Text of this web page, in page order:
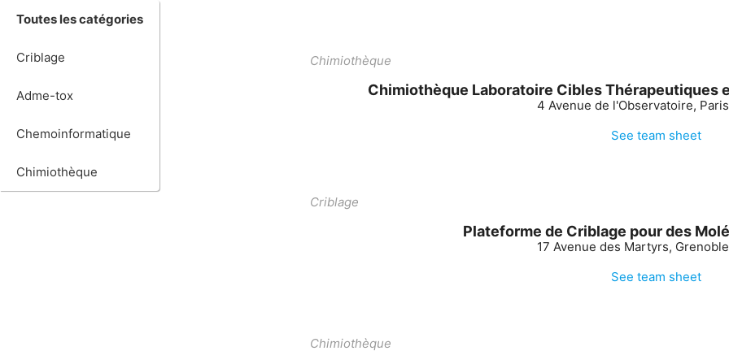
Toutes les catégories
Criblage
Adme-tox
Chemoinformatique
Chimiothèque
Chimiothèque
Chimiothèque Laboratoire Cibles Thérapeutiques
4 Avenue de l'Observatoire,
See team sheet
Criblage
Plateforme de Criblage pour des
17 Avenue des Martyrs,
See team sheet
Chimiothèque